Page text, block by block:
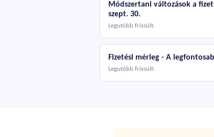
Módszertani változások a
szept. 30.
Legutóbb frissült:
Fizetési mérleg - A
Legutóbb frissült: